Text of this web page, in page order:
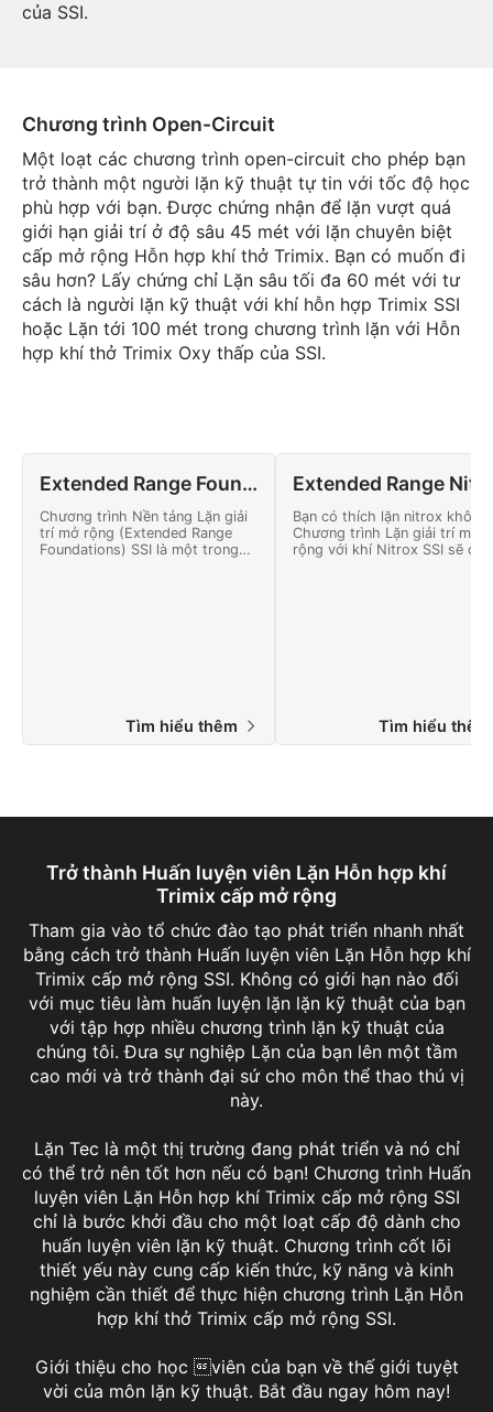
của SSI.
Chương trình Open-Circuit
Một loạt các chương trình open-circuit cho phép bạn
trở thành một người lặn kỹ thuật tự tin với tốc độ học
phù hợp với bạn. Được chứng nhận để lặn vượt quá
giới hạn giải trí ở độ sâu 45 mét với lặn chuyên biệt
cấp mở rộng Hỗn hợp khí thở Trimix. Bạn có muốn đi
sâu hơn? Lấy chứng chỉ Lặn sâu tối đa 60 mét với tư
cách là người lặn kỹ thuật với khí hỗn hợp Trimix SSI
hoặc Lặn tới 100 mét trong chương trình lặn với Hỗn
hợp khí thở Trimix Oxy thấp của SSI.
Extended Range Foundations
Chương trình Nền tảng Lặn giải
trí mở rộng (Extended Range
Foundations) SSI là một trong
Tìm hiểu thêm
Bạn có thích lặn nitrox
Chương trình Lặn giải trí mở
rộng với khí Nitrox SSI sẽ chứng
Tìm hiểu
Trở thành Huấn luyện viên Lặn Hỗn hợp khí
Trimix cấp mở rộng
Tham gia vào tổ chức đào tạo phát triển nhanh nhất
bằng cách trở thành Huấn luyện viên Lặn Hỗn hợp khí
Trimix cấp mở rộng SSI. Không có giới hạn nào đối
với mục tiêu làm huấn luyện lặn lặn kỹ thuật của bạn
với tập hợp nhiều chương trình lặn kỹ thuật của
chúng tôi. Đưa sự nghiệp Lặn của bạn lên một tầm
cao mới và trở thành đại sứ cho môn thể thao thú vị
này.
Lặn Tec là một thị trường đang phát triển và nó chỉ
có thể trở nên tốt hơn nếu có bạn! Chương trình Huấn
luyện viên Lặn Hỗn hợp khí Trimix cấp mở rộng SSI
chỉ là bước khởi đầu cho một loạt cấp độ dành cho
huấn luyện viên lặn kỹ thuật. Chương trình cốt lõi
thiết yếu này cung cấp kiến ​​thức, kỹ năng và kinh
nghiệm cần thiết để thực hiện chương trình Lặn Hỗn
hợp khí thở Trimix cấp mở rộng SSI.
Giới thiệu cho học viên của bạn về thế giới tuyệt
vời của môn lặn kỹ thuật. Bắt đầu ngay hôm nay!
Extended Range Trimix Instructor